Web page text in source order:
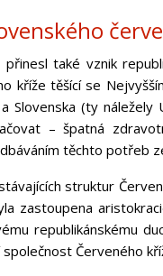
také vznik
kříže těšící se
Slovenska (ty
– špatná
těchto potřeb
struktur
zastoupena
republikánskému
Červeného